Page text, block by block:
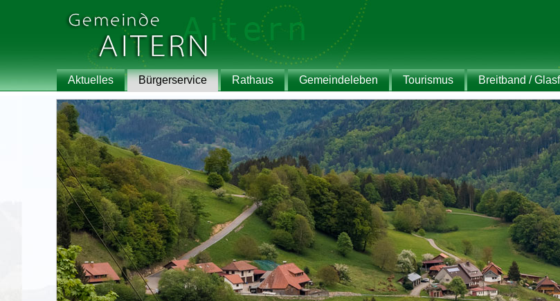
Aktuelles Bürgerservice Rathaus Gemeindeleben Tourismus Breitband /